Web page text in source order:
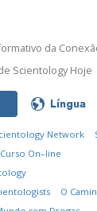
da
Scientology Hoje
Língua
Network
On–line
O